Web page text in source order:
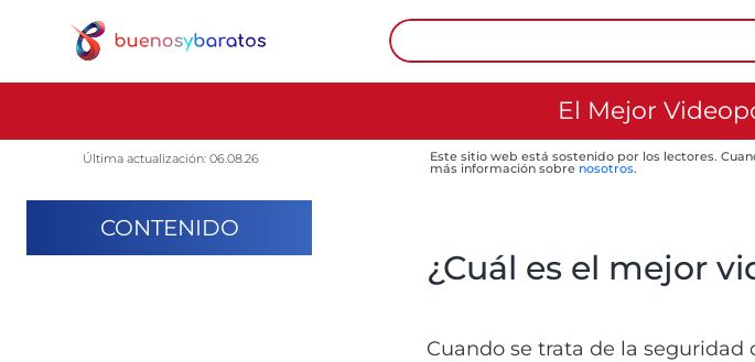
El Mejor
Última actualización: 06.08.26 Este sitio web está sostenido por los lectores.
más información sobre nosotros.
CONTENIDO
¿Cuál es el mejor
Cuando se trata de la seguridad